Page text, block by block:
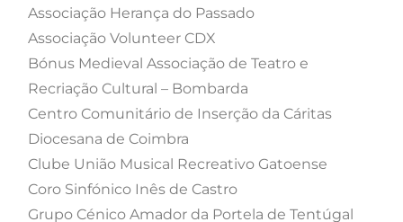
Associação Herança do Passado
Associação Volunteer CDX
Bónus Medieval Associação de Teatro e
Recriação Cultural – Bombarda
Centro Comunitário de Inserção da Cáritas
Diocesana de Coimbra
Clube União Musical Recreativo Gatoense
Coro Sinfónico Inês de Castro
Grupo Cénico Amador da Portela de Tentúgal